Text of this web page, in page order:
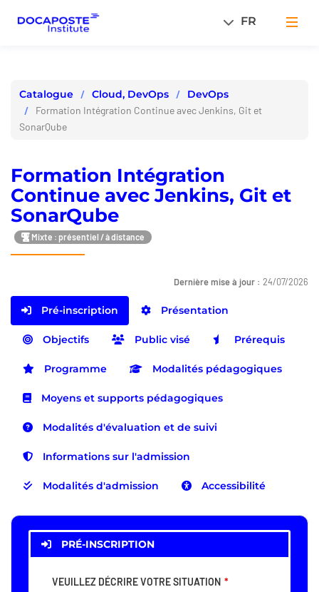
FR
Catalogue Cloud, DevOps DevOps
Formation Intégration Continue avec Jenkins, Git et
SonarQube
Formation Intégration
Continue avec Jenkins, Git et
SonarQube
Mixte : présentiel / à distance
Dernière mise à jour : 24/07/2026
Pré-inscription Présentation
Objectifs Public visé Prérequis
Programme Modalités pédagogiques
Moyens et supports pédagogiques
Modalités d'évaluation et de suivi
Informations sur l'admission
Modalités d'admission Accessibilité
PRÉ-INSCRIPTION
VEUILLEZ DÉCRIRE VOTRE SITUATION